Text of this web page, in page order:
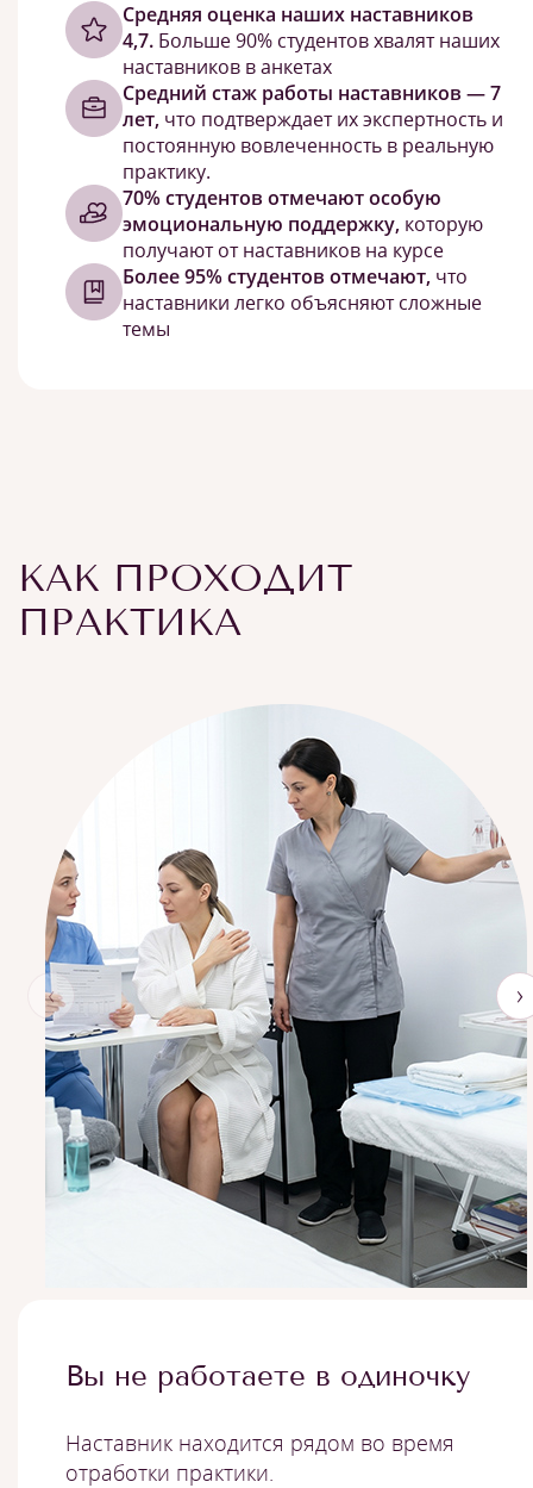
Cредняя оценка наших наставников
4,7. Больше 90% студентов хвалят наших
наставников в анкетах
Средний стаж работы наставников — 7
лет, что подтверждает их экспертность и
постоянную вовлеченность в реальную
практику.
70% студентов отмечают особую
эмоциональную поддержку, которую
получают от наставников на курсе
Более 95% студентов отмечают, что
наставники легко объясняют сложные
темы
КАК ПРОХОДИТ
ПРАКТИКА
‹ ›
Вы не работаете в одиночку
Наставник находится рядом во время
отработки практики.